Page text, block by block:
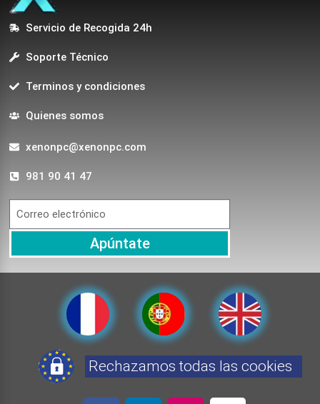
Servicio de Recogida 24h
Soporte Técnico
Terminos y condiciones
Quienes somos
xenonpc@xenonpc.com
981 90 41 47
Apúntate
Rechazamos todas las cookies